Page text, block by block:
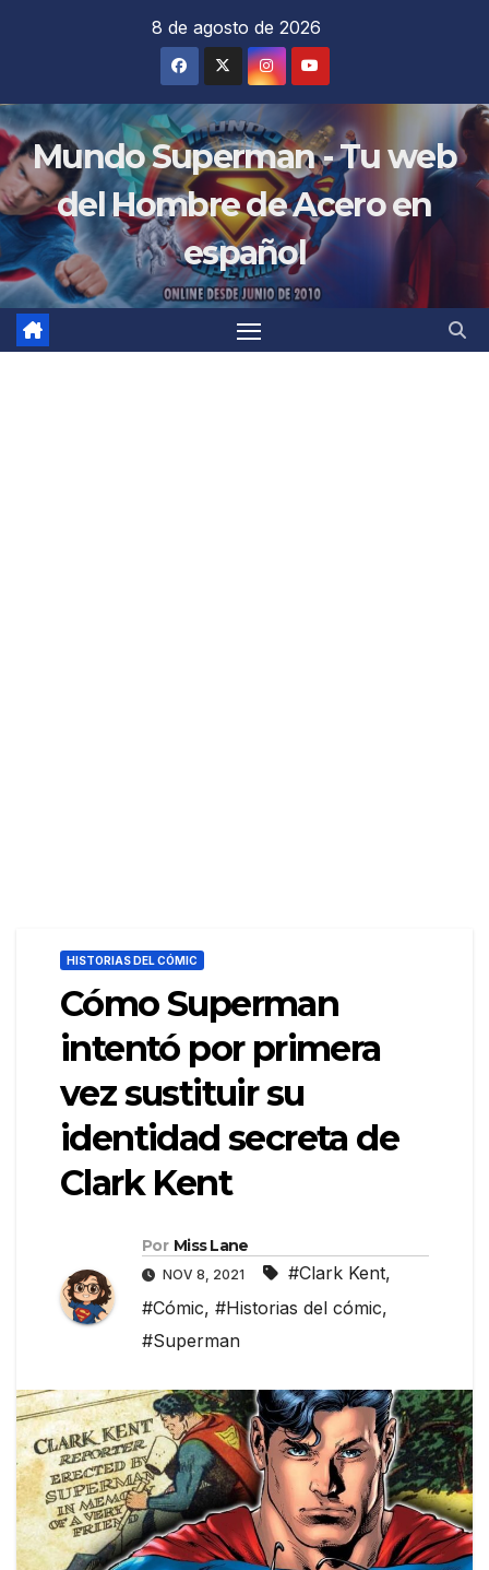
8 de agosto de 2026
Mundo Superman - Tu web
del Hombre de Acero en
español
HISTORIAS DEL CÓMIC
Cómo Superman
intentó por primera
vez sustituir su
identidad secreta de
Clark Kent
Por Miss Lane
NOV 8, 2021 #Clark Kent,
#Cómic, #Historias del cómic,
#Superman